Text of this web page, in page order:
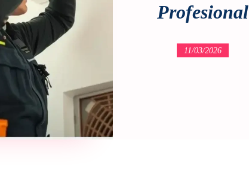
Profesional
11/03/2026